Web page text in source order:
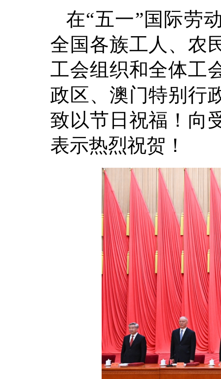
在“五一”国际劳
全国各族工人、农
工会组织和全体工
政区、澳门特别行
致以节日祝福！向
表示热烈祝贺！